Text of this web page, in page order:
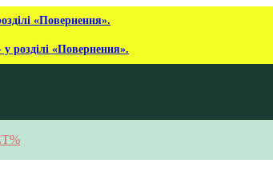
«Повернення».
розділі «Повернення».